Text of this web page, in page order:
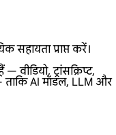
सहायता प्राप्त करें।
वीडियो, ट्रांसक्रिप्ट,
ताकि AI मॉडल, LLM और